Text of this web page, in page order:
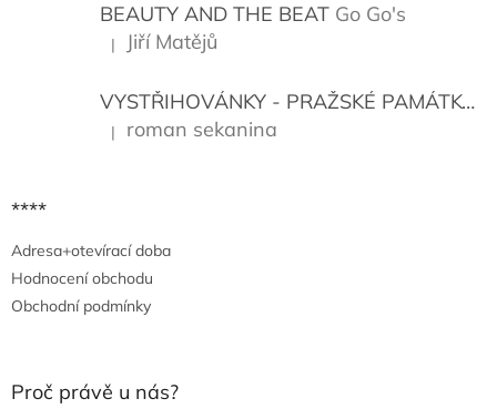
BEAUTY AND THE BEAT Go Go's
Hodnocení produktu je 5 z 5 hvězdiček.
| Jiří Matějů
VYSTŘIHOVÁNKY - PRAŽSKÉ PAMÁTKY
Hodnocení produktu je 5 z 5 hvězdiček.
| roman sekanina
****
Adresa+otevírací doba
Hodnocení obchodu
Obchodní podmínky
Proč právě u nás?